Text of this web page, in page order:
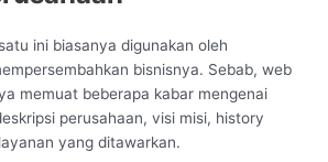
ini biasanya digunakan oleh
bisnisnya. Sebab, web
memuat beberapa kabar mengenai
perusahaan, visi misi, history
yang ditawarkan.